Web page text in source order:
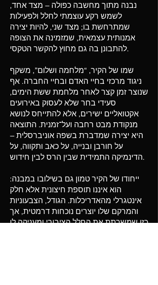
נבנה מתוך מחשבה כפולה – מצד אחד,
לשמש רקע עוצמתי לחלל ולפעילות
שמתרחשת בו; מצד שני, להיות יצירה
אמנותית עצמאית, שמזמינה את הצופה
להתבונן בה גם מחוץ להקשר הטקסי.
שמו של הקיר, “מלחמה ושלום”, משקף
ניגוד מרכזי בחיי האדם ובחיי החברה. אף
שנוצר זמן קצר לאחר מלחמת ששת הימים,
סעידי בחר שלא לעסוק באירועים
אקטואליים ישירים, אלא להתייחס לנושא
מנקודת מבט רחבה ועל־זמנית. התוצאה
היא יצירה שמדברת בשפה אוניברסלית –
על חורבן ובנייה, על כאב ותקווה, על
הדינמיקה התמידית שבין הרס לבין חידוש.
ייחודו של הקיר טמון גם בשילובו במבנה:
הוא איננו תוספת חיצונית אלא חלק
אינטגרלי מהאדריכלות. הגודל, הצבעוניות
והמרקם שלו יוצרים נוכחות דרמטית, אך
כזו שמשרתת את החלל הציבורי ומעניקה לו